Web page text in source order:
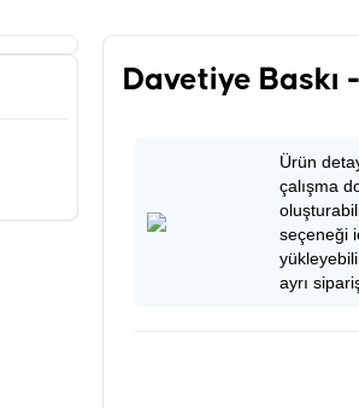
Davetiye Baskı
Ürün
çalışma
seçeneği
ayrı